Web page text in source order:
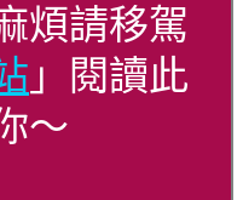
煩請移駕
」閱讀此
～